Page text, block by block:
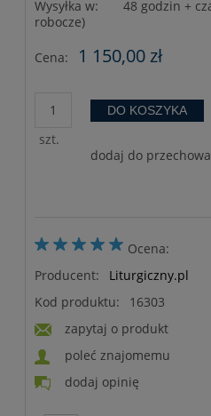
Wysyłka w:
48 godzin +
robocze)
Cena: 1 150,00 zł
szt.
DO KOSZYKA
dodaj do
Ocena:
Producent:
Liturgiczny.pl
Kod produktu:
16303
zapytaj o produkt
poleć znajomemu
dodaj opinię